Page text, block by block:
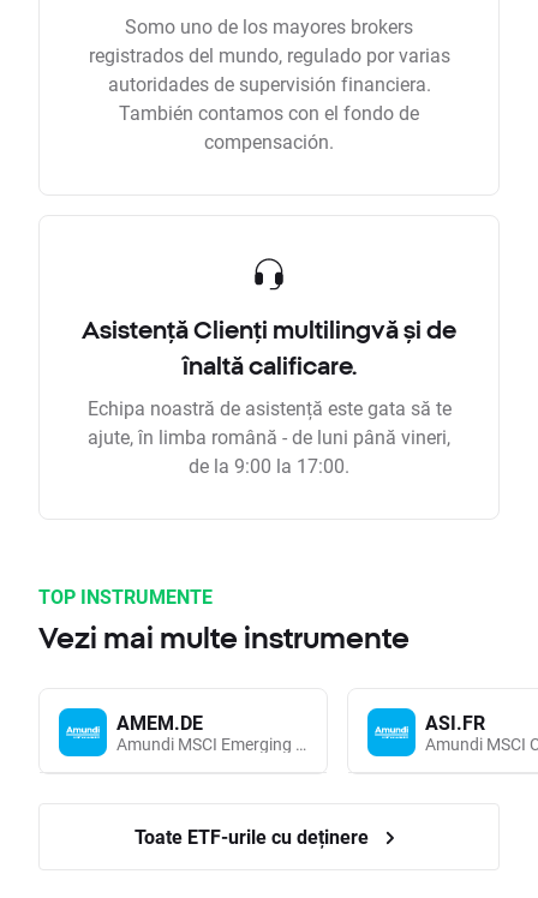
Somo uno de los mayores brokers
registrados del mundo, regulado por varias
autoridades de supervisión financiera.
También contamos con el fondo de
compensación.
Asistență Clienți multilingvă și de
înaltă calificare.
Echipa noastră de asistență este gata să te
ajute, în limba română - de luni până vineri,
de la 9:00 la 17:00.
TOP INSTRUMENTE
Vezi mai multe instrumente
AMEM.DE
Amundi MSCI Emerging Markets UCITS (Acc EUR)
ASI.FR
Toate ETF-urile cu deținere